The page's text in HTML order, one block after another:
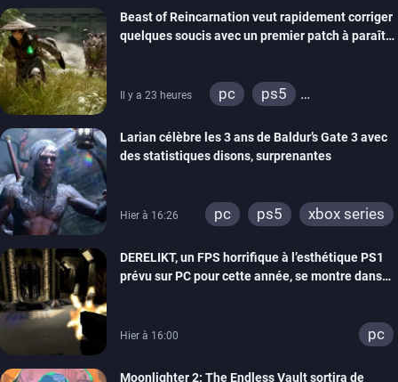
Beast of Reincarnation veut rapidement corriger
quelques soucis avec un premier patch à paraître
Il y a 23 heures pc
ps5
Larian célèbre les 3 ans de Baldur’s Gate 3 avec
des statistiques disons, surprenantes
Hier à 16:26 pc ps5 xbox series
DERELIKT, un FPS horrifique à l’esthétique PS1
prévu sur PC pour cette année, se montre dans
Hier à 16:00 pc
Moonlighter 2: The Endless Vault sortira de